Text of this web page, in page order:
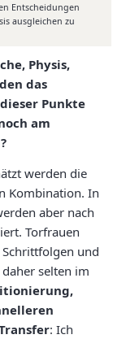
Entscheidungen
ausgleichen zu
Physis,
das
Punkte
am
werden die
Kombination. In
aber nach
Torfrauen
Schrittfolgen und
selten im
: Ich